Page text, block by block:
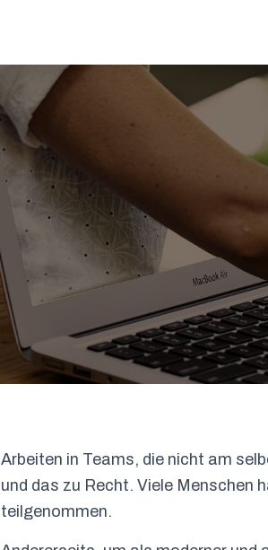
Arbeiten in Teams, die nicht am
und das zu Recht. Viele Menschen
teilgenommen.